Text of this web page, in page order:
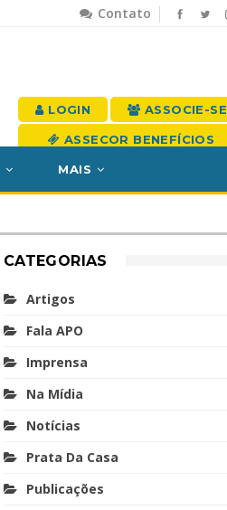
Contato
LOGIN ASSOCIE-SE
ASSECOR BENEFÍCIOS
MAIS
CATEGORIAS
Artigos
Fala APO
Imprensa
Na Mídia
Notícias
Prata Da Casa
Publicações